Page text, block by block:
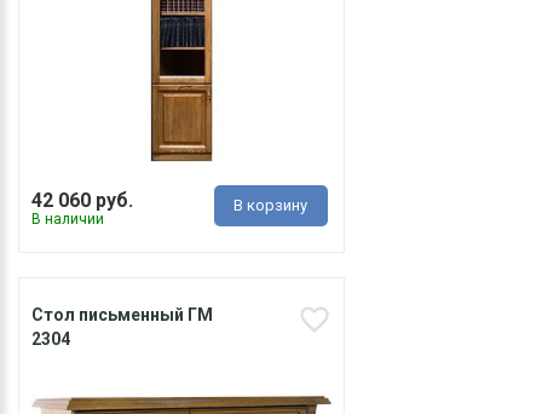
42 060 руб.
В наличии
В корзину
Стол письменный ГМ
2304